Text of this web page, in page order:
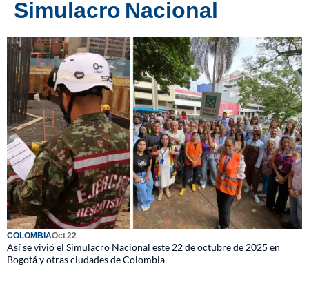
Simulacro Nacional
COLOMBIAOct 22
Así se vivió el Simulacro Nacional este 22 de octubre de 2025 en
Bogotá y otras ciudades de Colombia